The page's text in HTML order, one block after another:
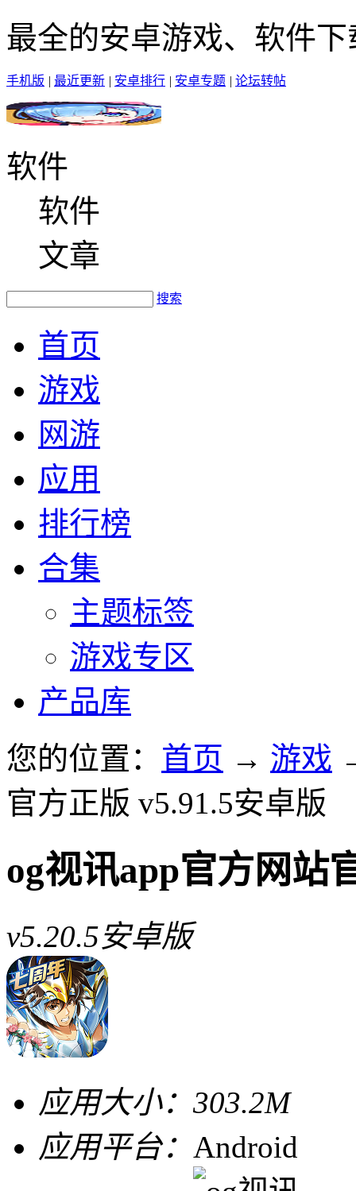
最全的安卓游戏、软件下
手机版 | 最近更新 | 安卓排行 | 安卓专题 | 论坛转帖
软件
软件
文章
搜索
首页
游戏
网游
应用
排行榜
合集
主题标签
游戏专区
产品库
您的位置： 首页 → 游戏
官方正版 v5.91.5安卓版
og视讯app官方网站
v5.20.5安卓版
应用大小： 303.2M
应用平台： Android